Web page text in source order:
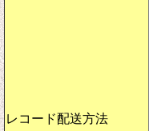
レコード配送方法